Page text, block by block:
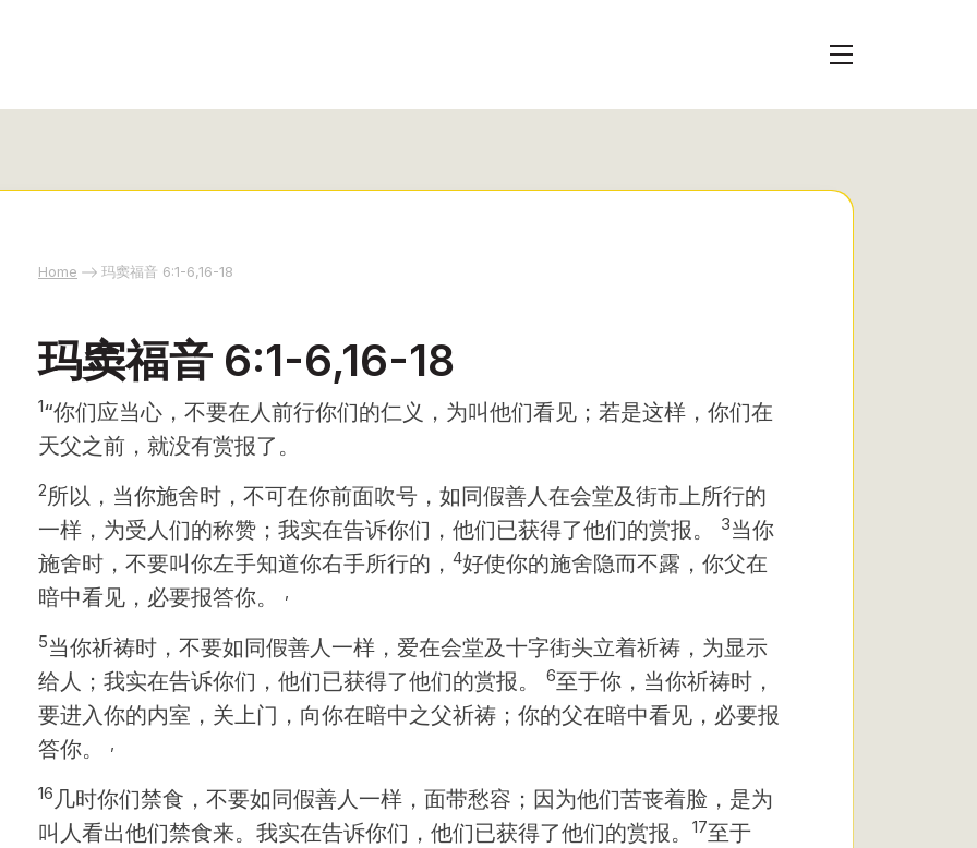
Home 玛窦福音 6:1-6,16-18
玛窦福音 6:1-6,16-18
1“你们应当心，不要在人前行你们的仁义，为叫他们看见；若是这样，你们在
天父之前，就没有赏报了。
2所以，当你施舍时，不可在你前面吹号，如同假善人在会堂及街市上所行的
一样，为受人们的称赞；我实在告诉你们，他们已获得了他们的赏报。
3当你
施舍时，不要叫你左手知道你右手所行的， 4好使你的施舍隐而不露，你父在
暗中看见，必要报答你。
5当你祈祷时，不要如同假善人一样，爱在会堂及十字街头立着祈祷，为显示
给人；我实在告诉你们，他们已获得了他们的赏报。
6至于你，当你祈祷时，
要进入你的内室，关上门，向你在暗中之父祈祷；你的父在暗中看见，必要报
答你。
16 几时你们禁食，不要如同假善人一样，面带愁容；因为他们苦丧着脸，是为
叫人看出他们禁食来。我实在告诉你们，他们已获得了他们的赏报。
17至于